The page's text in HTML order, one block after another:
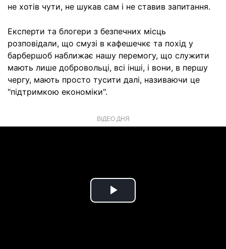
не хотів чути, не шукав сам і не ставив запитання.
Експерти та блогери з безпечних місць
розповідали, що смузі в кафешечкє та похід у
барбершоб наближає нашу перемогу, що служити
мають лише добровольці, всі інші, і вони, в першу
чергу, мають просто тусити далі, називаючи це
"підтримкою економіки".
ВІДЕО ДНЯ
Play